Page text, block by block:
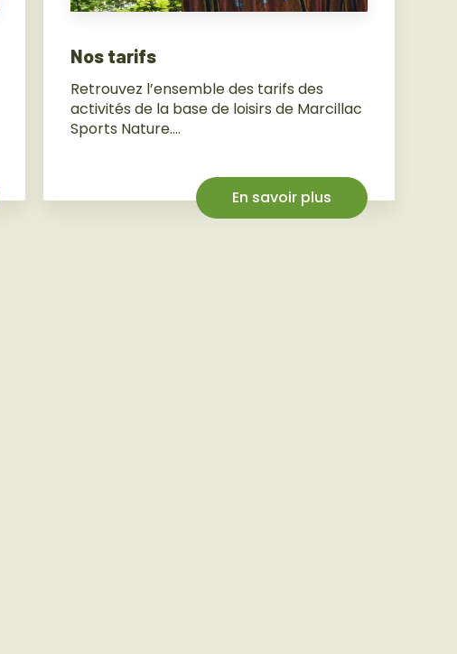
Nos tarifs
Retrouvez l’ensemble des tarifs des
activités de la base de loisirs de Marcillac
Sports Nature....
En savoir plus